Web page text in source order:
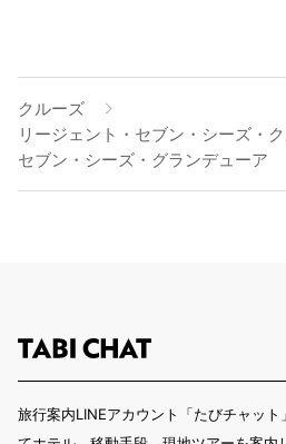
クルーズ
リージェント・セブン・シーズ・
セブン・シーズ・グランデューア
旅行案内LINEアカウント「たびチャッ